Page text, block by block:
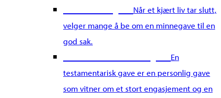
Når et kjært liv tar slutt,
velger mange å be om en minnegave til en
god sak.
En
testamentarisk gave er en personlig gave
som vitner om et stort engasjement og en